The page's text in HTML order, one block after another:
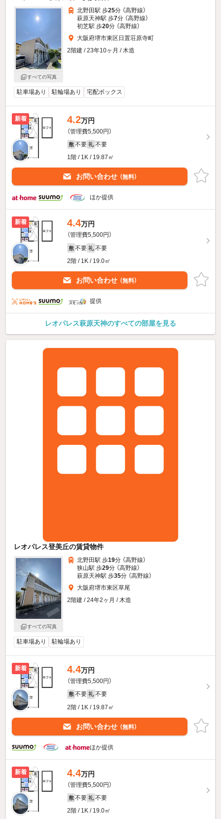
すべての写真
北野田駅 歩25分 （高野線）
萩原天神駅 歩7分 （高野線）
初芝駅 歩20分 （高野線）
大阪府堺市東区日置荘原寺町
2階建 / 23年10ヶ月 / 木造
駐車場あり 駐輪場あり 宅配ボックス
新着 4.2万円
（管理費5,500円）
敷 不要 礼 不要
1階 / 1K / 19.87㎡
お問い合わせ （無料）
ほか提供
新着 4.4万円
（管理費5,500円）
敷 不要 礼 不要
2階 / 1K / 19.0㎡
お問い合わせ （無料）
提供
レオパレス萩原天神のすべての部屋を見る
レオパレス登美丘の賃貸物件
すべての写真
北野田駅 歩19分 （高野線）
狭山駅 歩29分 （高野線）
萩原天神駅 歩35分 （高野線）
大阪府堺市東区草尾
2階建 / 24年2ヶ月 / 木造
駐車場あり 駐輪場あり
新着 4.4万円
（管理費5,500円）
敷 不要 礼 不要
2階 / 1K / 19.87㎡
お問い合わせ （無料）
ほか提供
新着 4.4万円
（管理費5,500円）
敷 不要 礼 不要
2階 / 1K / 19.0㎡